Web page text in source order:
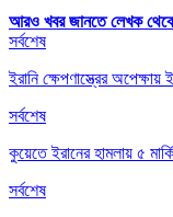
আরও খবর জানতে লেখক
সর্বশেষ
ইরানি ক্ষেপণাস্ত্রের
সর্বশেষ
কুয়েতে ইরানের হামলায় ৫
সর্বশেষ